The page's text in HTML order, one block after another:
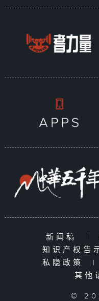
新闻稿 |
知识产权告
私隐政策
|
其他
©